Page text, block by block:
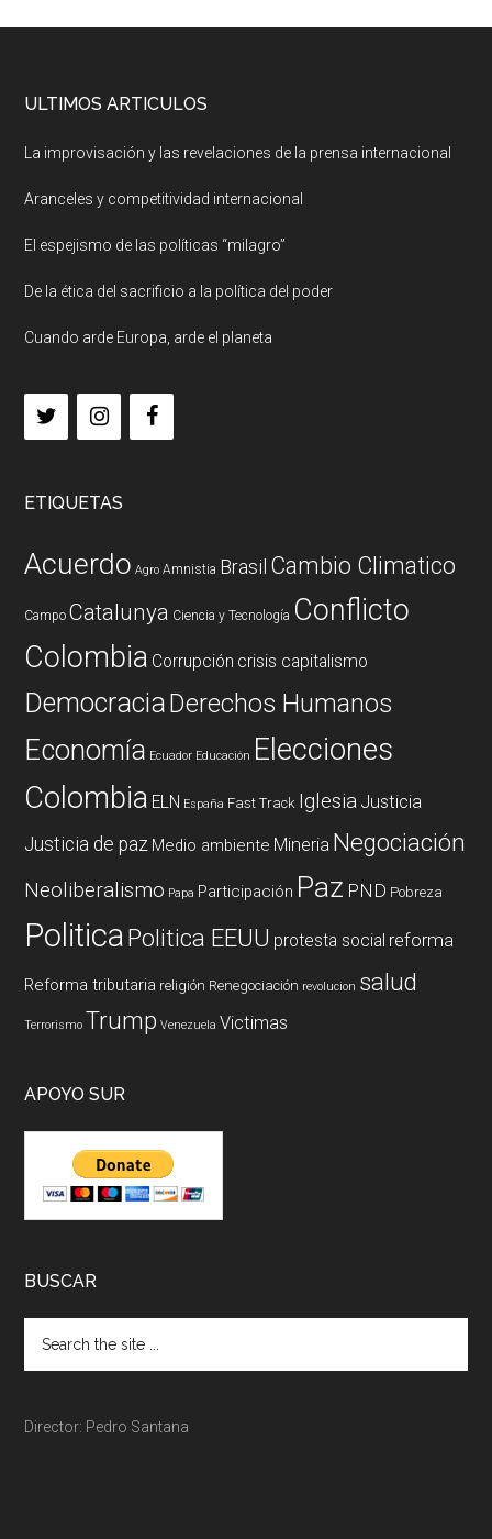
ULTIMOS ARTICULOS
La improvisación y las revelaciones de la prensa internacional
Aranceles y competitividad internacional
El espejismo de las políticas “milagro”
De la ética del sacrificio a la política del poder
Cuando arde Europa, arde el planeta
ETIQUETAS
Acuerdo Agro Amnistia Brasil Cambio Climatico
Campo Catalunya Ciencia y Tecnología Conflicto
Colombia Corrupción crisis capitalismo
DemocraciaDerechos Humanos
Economía Ecuador Educación Elecciones
Colombia ELN España Fast Track Iglesia Justicia
Justicia de paz Medio ambiente Mineria Negociación
Neoliberalismo Papa Participación Paz PND Pobreza
PoliticaPolitica EEUU protesta social reforma
Reforma tributaria religión Renegociación revolucion salud
Terrorismo Trump Venezuela Victimas
APOYO SUR
BUSCAR
Director: Pedro Santana